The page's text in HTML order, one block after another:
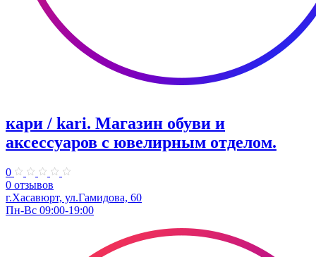
кари / kari. ​Магазин обуви и
аксессуаров с ювелирным отделом.
0
0 отзывов
г.Хасавюрт, ул.Гамидова, 60
Пн-Вс 09:00-19:00